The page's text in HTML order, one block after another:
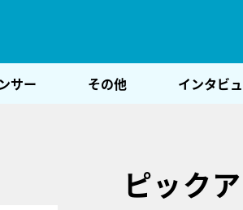
サー その他 インタビ
ピック